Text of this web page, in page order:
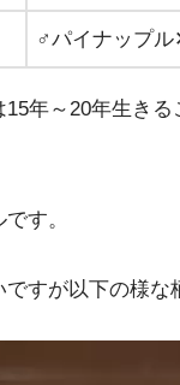
♂パイナップ
年～20年生き
す。
すが以下の様な